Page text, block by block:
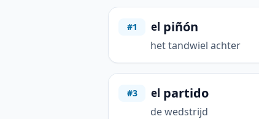
#1 el piñón
het tandwiel achter
#3 el partido
de wedstrijd